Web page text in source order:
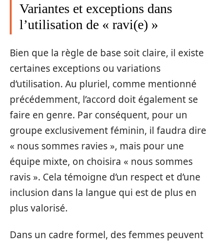
Variantes et exceptions dans
l’utilisation de « ravi(e) »
Bien que la règle de base soit claire, il existe
certaines exceptions ou variations
d’utilisation. Au pluriel, comme mentionné
précédemment, l’accord doit également se
faire en genre. Par conséquent, pour un
groupe exclusivement féminin, il faudra dire
« nous sommes ravies », mais pour une
équipe mixte, on choisira « nous sommes
ravis ». Cela témoigne d’un respect et d’une
inclusion dans la langue qui est de plus en
plus valorisé.
Dans un cadre formel, des femmes peuvent